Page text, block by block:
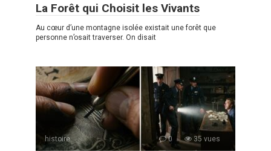
La Forêt qui Choisit les Vivants
Au cœur d’une montagne isolée existait une forêt que
personne n’osait traverser. On disait
histoire 0 35 vues